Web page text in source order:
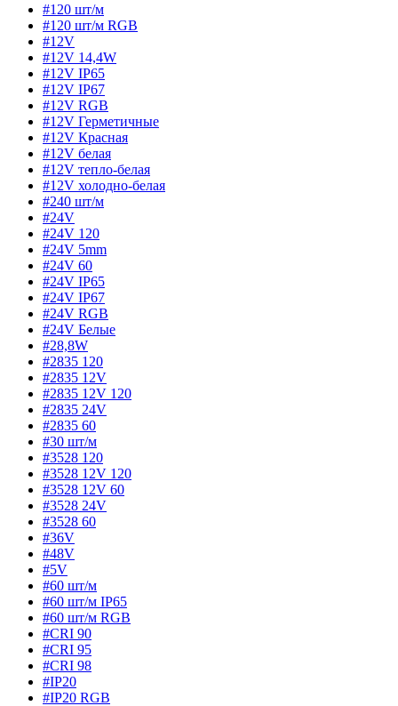
#120 шт/м
#120 шт/м RGB
#12V
#12V 14,4W
#12V IP65
#12V IP67
#12V RGB
#12V Герметичные
#12V Красная
#12V белая
#12V тепло-белая
#12V холодно-белая
#240 шт/м
#24V
#24V 120
#24V 5mm
#24V 60
#24V IP65
#24V IP67
#24V RGB
#24V Белые
#28,8W
#2835 120
#2835 12V
#2835 12V 120
#2835 24V
#2835 60
#30 шт/м
#3528 120
#3528 12V 120
#3528 12V 60
#3528 24V
#3528 60
#36V
#48V
#5V
#60 шт/м
#60 шт/м IP65
#60 шт/м RGB
#CRI 90
#CRI 95
#CRI 98
#IP20
#IP20 RGB